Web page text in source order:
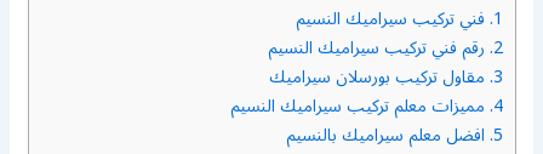
1. فني تركيب سيراميك النسيم
2. رقم فني تركيب سيراميك النسيم
3. مقاول تركيب بورسلان سيراميك
4. مميزات معلم تركيب سيراميك النسيم
5. افضل معلم سيراميك بالنسيم